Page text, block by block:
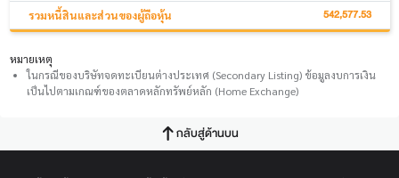
รวมหนี้สินและส่วนของผู้ถือหุ้น 542,577.53
หมายเหตุ
ในกรณีของบริษัทจดทะเบียนต่างประเทศ (Secondary Listing) ข้อมูลงบการเงิน
เป็นไปตามเกณฑ์ของตลาดหลักทรัพย์หลัก (Home Exchange)
กลับสู่ด้านบน